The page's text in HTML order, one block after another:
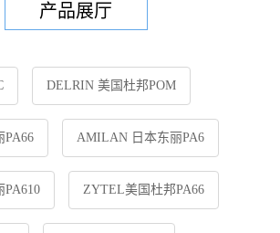
产品展厅
DELRIN 美国杜邦POM
AMILAN 日本东丽PA6
ZYTEL美国杜邦PA66